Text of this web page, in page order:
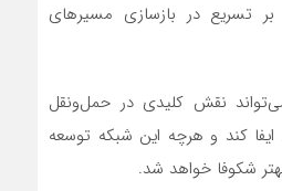
تسریع در بازسازی مسیرهای
نقش کلیدی در حمل‌ونقل
کند و هرچه این شبکه توسعه
شکوفا خواهد شد.